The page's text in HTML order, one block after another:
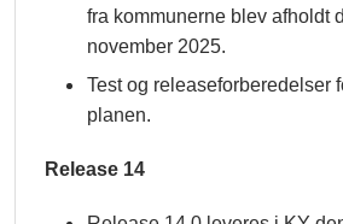
fra kommunerne blev afholdt
november 2025.
Test og releaseforberedelser
planen.
Release 14